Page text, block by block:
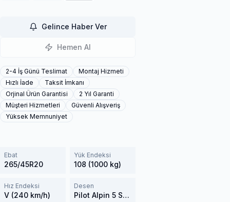
Gelince Haber Ver
Hemen Al
2-4 İş Günü Teslimat
Montaj Hizmeti
Hızlı İade
Taksit İmkanı
Orjinal Ürün Garantisi
2 Yıl Garanti
Müşteri Hizmetleri
Güvenli Alışveriş
Yüksek Memnuniyet
Ebat
265/45R20
Yük Endeksi
108 (1000 kg)
Hız Endeksi
V (240 km/h)
Desen
Pilot Alpin 5 SUV